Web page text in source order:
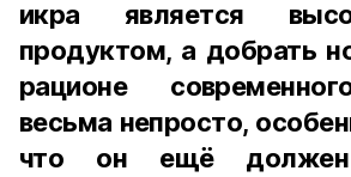
икра является
продуктом, а добрать
рационе
весьма непросто,
что он ещё должен